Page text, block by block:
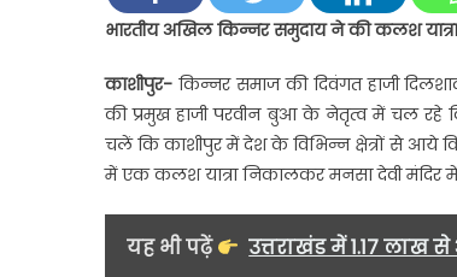
भारतीय अखिल किन्नर समुदाय ने की कलश यात्रा
काशीपुर- किन्नर समाज की दिवंगत हाजी
की प्रमुख हाजी परवीन बुआ के नेतृत्व में चल
चलें कि काशीपुर में देश के विभिन्न क्षेत्रों से आये
में एक कलश यात्रा निकालकर मनसा देवी मंदिर
यह भी पढ़ें उत्तराखंड में 1.17 लाख